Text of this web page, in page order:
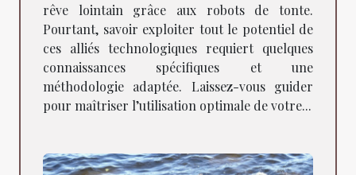
rêve lointain grâce aux robots de tonte.
Pourtant, savoir exploiter tout le potentiel de
ces alliés technologiques requiert quelques
connaissances spécifiques et une
méthodologie adaptée. Laissez-vous guider
pour maîtriser l’utilisation optimale de votre...